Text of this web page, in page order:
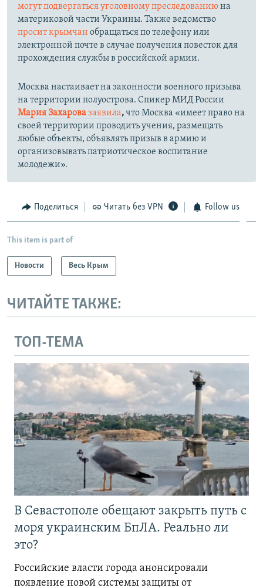
могут подвергаться уголовному преследованиюна
материковой части Украины. Также ведомство
просит крымчан обращаться по телефону или
электронной почте в случае получения повесток для
прохождения службы в российской армии.
Москва настаивает на законности военного призыва
на территории полуострова. Спикер МИД России
Мария Захаровазаявила,что Москва «имеет право на
своей территории проводить учения, размещать
любые объекты, объявлять призыв в армию и
организовывать патриотическое воспитание
молодежи».
Поделиться Читать без VPN Follow us
This item is part of
Новости Весь Крым
ЧИТАЙТЕ ТАКЖЕ:
ТОП-ТЕМА
В Севастополе обещают закрыть путь с
моря украинским БпЛА. Реально ли
это?
Российские власти города анонсировали
появление новой системы защиты от